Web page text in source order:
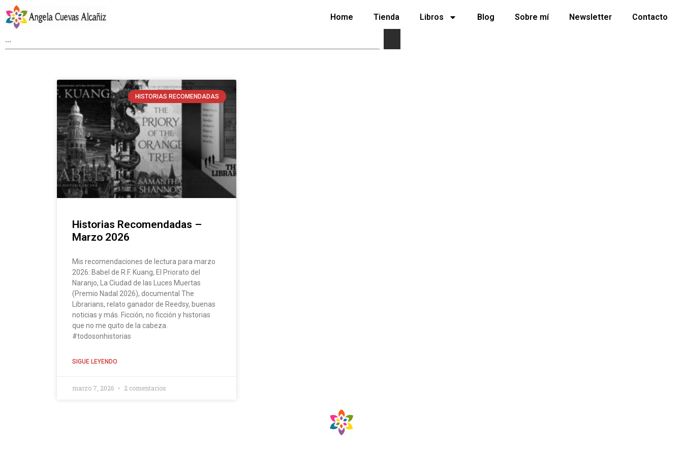
Home Tienda Libros Blog Sobre mí Newsletter Contacto
HISTORIAS RECOMENDADAS
Historias Recomendadas –
Marzo 2026
Mis recomendaciones de lectura para marzo
2026: Babel de R.F. Kuang, El Priorato del
Naranjo, La Ciudad de las Luces Muertas
(Premio Nadal 2026), documental The
Librarians, relato ganador de Reedsy, buenas
noticias y más. Ficción, no ficción y historias
que no me quito de la cabeza.
#todosonhistorias
SIGUE LEYENDO
marzo 7, 2026 2 comentarios